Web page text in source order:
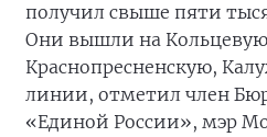
получил свыше пяти
Они вышли на
Краснопресненскую,
линии, отметил член
«Единой России», мэр